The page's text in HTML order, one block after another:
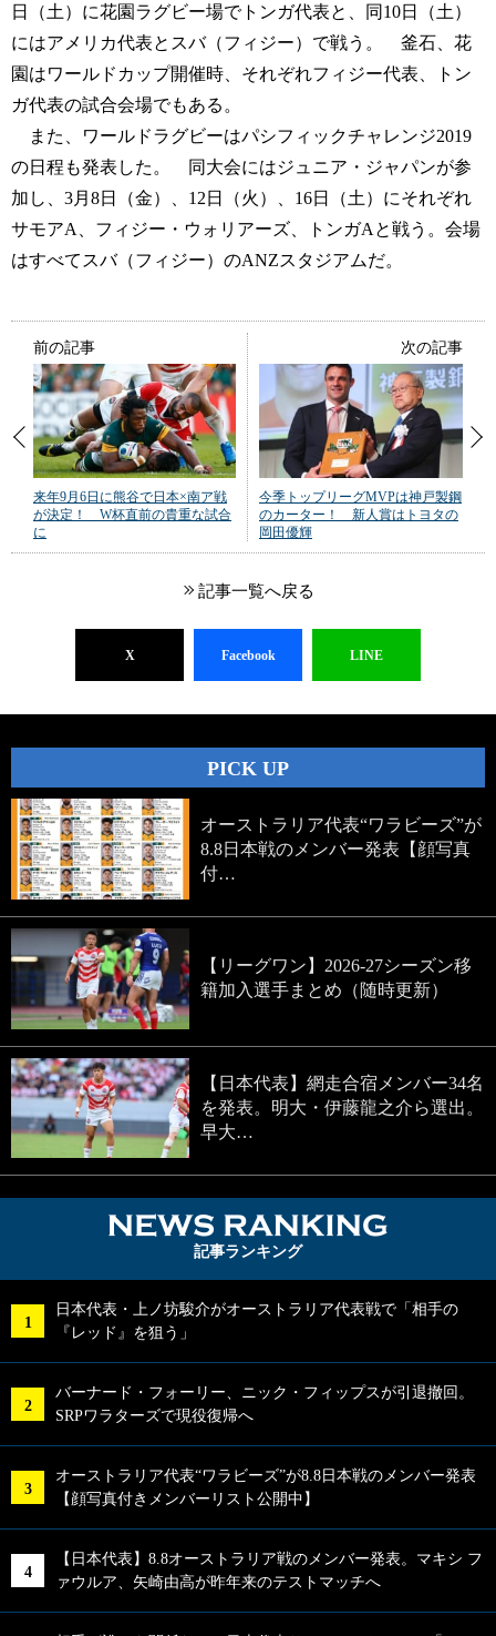
日（土）に花園ラグビー場でトンガ代表と、同10日（土）
にはアメリカ代表とスバ（フィジー）で戦う。 釜石、花
園はワールドカップ開催時、それぞれフィジー代表、トン
ガ代表の試合会場でもある。
また、ワールドラグビーはパシフィックチャレンジ2019
の日程も発表した。 同大会にはジュニア・ジャパンが参
加し、3月8日（金）、12日（火）、16日（土）にそれぞれ
サモアA、フィジー・ウォリアーズ、トンガAと戦う。会場
はすべてスバ（フィジー）のANZスタジアムだ。
前の記事
来年9月6日に熊谷で日本×南ア戦
が決定！ W杯直前の貴重な試合
に
次の記事
今季トップリーグMVPは神戸製鋼
のカーター！ 新人賞はトヨタの
岡田優輝
記事一覧へ戻る
X Facebook LINE
PICK UP
オーストラリア代表“ワラビーズ”が
8.8日本戦のメンバー発表【顔写真
付…
【リーグワン】2026-27シーズン移
籍加入選手まとめ（随時更新）
【日本代表】網走合宿メンバー34名
を発表。明大・伊藤龍之介ら選出。
早大…
記事ランキング
日本代表・上ノ坊駿介がオーストラリア代表戦で「相手の
『レッド』を狙う」
バーナード・フォーリー、ニック・フィップスが引退撤回。
SRPワラターズで現役復帰へ
オーストラリア代表“ワラビーズ”が8.8日本戦のメンバー発表
【顔写真付きメンバーリスト公開中】
【日本代表】8.8オーストラリア戦のメンバー発表。マキシ フ
ァウルア、矢崎由高が昨年来のテストマッチへ